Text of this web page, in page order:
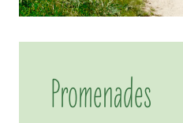
Promenades